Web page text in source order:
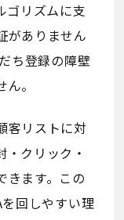
ゴリズムに支
がありません
ち登録の障壁
。
客リストに対
クリック・
きます。この
を回しやすい理